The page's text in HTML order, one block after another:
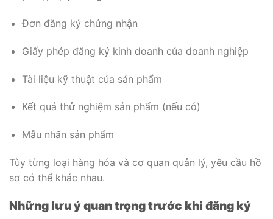
Đơn đăng ký chứng nhận
Giấy phép đăng ký kinh doanh của doanh nghiệp
Tài liệu kỹ thuật của sản phẩm
Kết quả thử nghiệm sản phẩm (nếu có)
Mẫu nhãn sản phẩm
Tùy từng loại hàng hóa và cơ quan quản lý, yêu cầu hồ
sơ có thể khác nhau.
Những lưu ý quan trọng trước khi đăng ký